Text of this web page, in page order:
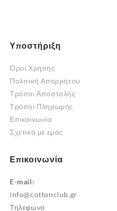
Υποστήριξη
Όροι Χρήσης
Πολιτική Απορρήτου
Τρόποι Αποστολής
Τρόποι Πληρωμής
Επικοινωνία
Σχετικά με εμάς
Επικοινωνία
E-mail:
info@cottonclub.gr
Τηλεφωνο